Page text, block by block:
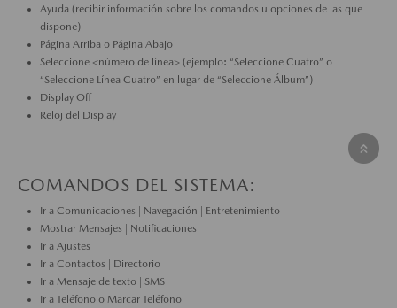
Ayuda (recibir información sobre los comandos u opciones de las que
dispone)
Página Arriba o Página Abajo
Seleccione <número de línea> (ejemplo: “Seleccione Cuatro” o
“Seleccione Línea Cuatro” en lugar de “Seleccione Álbum”)
Display Off
Reloj del Display
COMANDOS DEL SISTEMA:
Ir a Comunicaciones | Navegación | Entretenimiento
Mostrar Mensajes | Notificaciones
Ir a Ajustes
Ir a Contactos | Directorio
Ir a Mensaje de texto | SMS
Ir a Teléfono o Marcar Teléfono